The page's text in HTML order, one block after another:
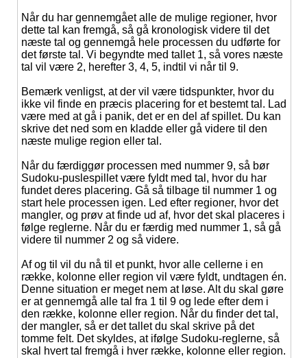
Når du har gennemgået alle de mulige regioner, hvor
dette tal kan fremgå, så gå kronologisk videre til det
næste tal og gennemgå hele processen du udførte for
det første tal. Vi begyndte med tallet 1, så vores næste
tal vil være 2, herefter 3, 4, 5, indtil vi når til 9.
Bemærk venligst, at der vil være tidspunkter, hvor du
ikke vil finde en præcis placering for et bestemt tal. Lad
være med at gå i panik, det er en del af spillet. Du kan
skrive det ned som en kladde eller gå videre til den
næste mulige region eller tal.
Når du færdiggør processen med nummer 9, så bør
Sudoku-puslespillet være fyldt med tal, hvor du har
fundet deres placering. Gå så tilbage til nummer 1 og
start hele processen igen. Led efter regioner, hvor det
mangler, og prøv at finde ud af, hvor det skal placeres i
følge reglerne. Når du er færdig med nummer 1, så gå
videre til nummer 2 og så videre.
Af og til vil du nå til et punkt, hvor alle cellerne i en
række, kolonne eller region vil være fyldt, undtagen én.
Denne situation er meget nem at løse. Alt du skal gøre
er at gennemgå alle tal fra 1 til 9 og lede efter dem i
den række, kolonne eller region. Når du finder det tal,
der mangler, så er det tallet du skal skrive på det
tomme felt. Det skyldes, at ifølge Sudoku-reglerne, så
skal hvert tal fremgå i hver række, kolonne eller region.